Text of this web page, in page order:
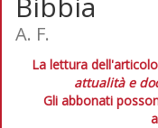
A. F.
La lettura
attualità e
Gli abbonati